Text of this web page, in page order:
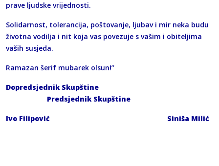
prave ljudske vrijednosti.
Solidarnost, tolerancija, poštovanje, ljubav i mir neka budu
životna vodilja i nit koja vas povezuje s vašim i obiteljima
vaših susjeda.
Ramazan šerif mubarek olsun!”
Dopredsjednik Skupštine
Predsjednik Skupštine
Ivo Filipović Siniša Milić